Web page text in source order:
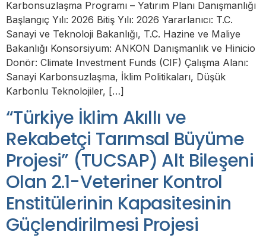
Karbonsuzlaşma Programı – Yatırım Planı Danışmanlığı
Başlangıç Yılı: 2026 Bitiş Yılı: 2026 Yararlanıcı: T.C.
Sanayi ve Teknoloji Bakanlığı, T.C. Hazine ve Maliye
Bakanlığı Konsorsiyum: ANKON Danışmanlık ve Hinicio
Donör: Climate Investment Funds (CIF) Çalışma Alanı:
Sanayi Karbonsuzlaşma, İklim Politikaları, Düşük
Karbonlu Teknolojiler, […]
“Türkiye İklim Akıllı ve
Rekabetçi Tarımsal Büyüme
Projesi” (TUCSAP) Alt Bileşeni
Olan 2.1-Veteriner Kontrol
Enstitülerinin Kapasitesinin
Güçlendirilmesi Projesi